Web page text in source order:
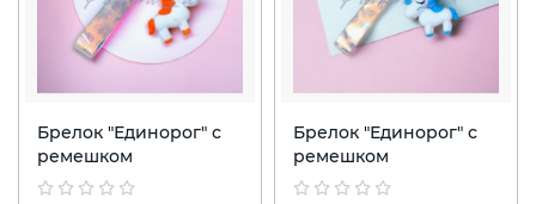
Брелок "Единорог" с
ремешком
Брелок "Единорог" с
ремешком